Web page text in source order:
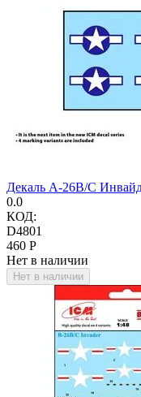
Декаль A-26B/C
0.0
КОД:
D4801
‍460‍ Р
Нет в наличии
Нет в наличии